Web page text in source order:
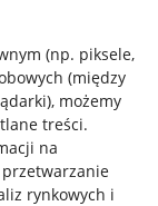
(np. piksele,
(między
, możemy
treści.
na
rynkowych i